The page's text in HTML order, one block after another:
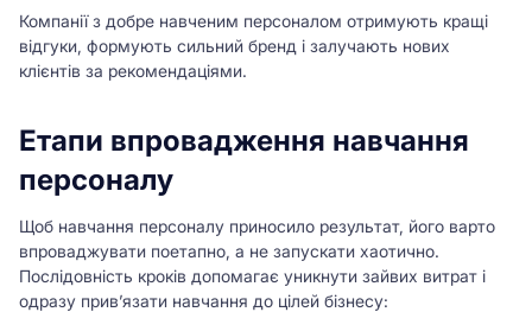
Компанії з добре навченим персоналом отримують кращі
відгуки, формують сильний бренд і залучають нових
клієнтів за рекомендаціями.
Етапи впровадження навчання
персоналу
Щоб навчання персоналу приносило результат, його варто
впроваджувати поетапно, а не запускати хаотично.
Послідовність кроків допомагає уникнути зайвих витрат і
одразу прив’язати навчання до цілей бізнесу: